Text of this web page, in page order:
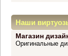
Наши
прекрасных
Магазин
Оригинальные